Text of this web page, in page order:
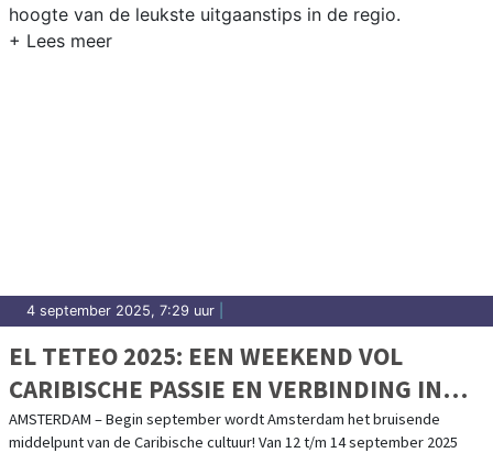
hoogte van de leukste uitgaanstips in de regio.
4 september 2025, 7:29 uur
EL TETEO 2025: EEN WEEKEND VOL
CARIBISCHE PASSIE EN VERBINDING IN
AMSTERDAM – 12 T/M 14 SEPTEMBER
AMSTERDAM – Begin september wordt Amsterdam het bruisende
middelpunt van de Caribische cultuur! Van 12 t/m 14 september 2025